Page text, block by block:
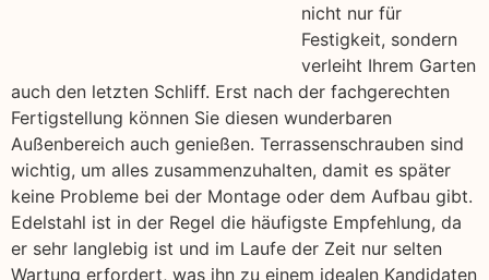
nicht nur für
Festigkeit, sondern
verleiht Ihrem Garten
auch den letzten Schliff. Erst nach der fachgerechten
Fertigstellung können Sie diesen wunderbaren
Außenbereich auch genießen. Terrassenschrauben sind
wichtig, um alles zusammenzuhalten, damit es später
keine Probleme bei der Montage oder dem Aufbau gibt.
Edelstahl ist in der Regel die häufigste Empfehlung, da
er sehr langlebig ist und im Laufe der Zeit nur selten
Wartung erfordert, was ihn zu einem idealen Kandidaten